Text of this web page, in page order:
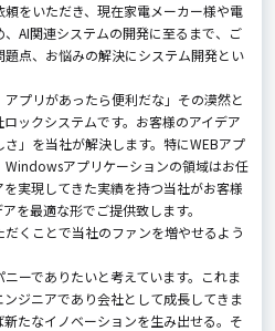
をいただき、現在家電メーカー様や電
AI関連システムの開発に至るまで、ご
点、お悩みの解決にシステム開発とい
プリがあったら便利だな」その漠然と
ックシステムです。お客様のアイデア
」を当社が解決します。特にWEBアプ
Windowsアプリケーションの領域はお任
実現してきた実績を持つ当社がお客様
を最適な形でご提供致します。
くことで当社のファンを増やせるよう
ーでありたいと考えています。これま
ジニアであり会社として成長してきま
たなイノベーションを生み出せる。そ